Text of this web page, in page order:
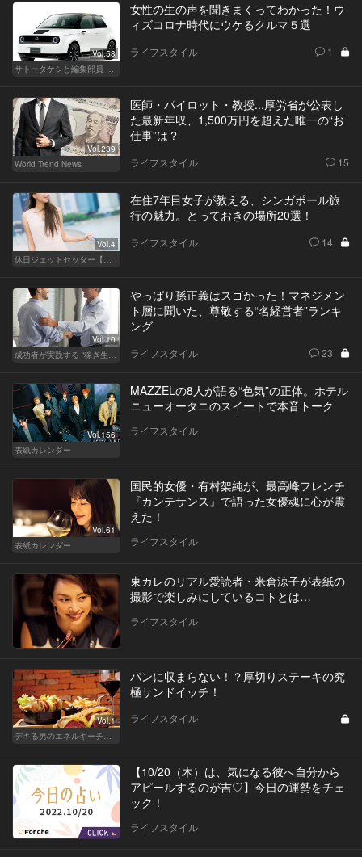
Vol.58
サトータケシと編集部員 船山の"CAR GENTSへの道"
女性の生の声を聞きまくってわかった！ウ
ィズコロナ時代にウケるクルマ５選
ライフスタイル 1
Vol.239
World Trend News
医師・パイロット・教授...厚労省が公表し
た最新年収、1,500万円を超えた唯一の“お
仕事”は？
ライフスタイル 15
Vol.4
休日ジェットセッター【厳選スポット編】
在住7年目女子が教える、シンガポール旅
行の魅力。とっておきの場所20選！
ライフスタイル 14
Vol.10
成功者が実践する “稼ぎ生活”
やっぱり孫正義はスゴかった！マネジメン
ト層に聞いた、尊敬する“名経営者”ランキ
ング
ライフスタイル 23
Vol.156
表紙カレンダー
MAZZELの8人が語る“色気”の正体。ホテル
ニューオータニのスイートで本音トーク
ライフスタイル
Vol.61
表紙カレンダー
国民的女優・有村架純が、最高峰フレンチ
『カンテサンス』で語った女優魂に心が震
えた！
ライフスタイル
東カレのリアル愛読者・米倉涼子が表紙の
撮影で楽しみにしているコトとは…
ライフスタイル
Vol.1
デキる男のエネルギーチャージ POWER HOTELS ホテルがサンドイッチブームを牽引する！
パンに収まらない！？厚切りステーキの究
極サンドイッチ！
ライフスタイル
【10/20（木）は、気になる彼へ自分から
アピールするのが吉♡】今日の運勢をチェ
ック！
ライフスタイル